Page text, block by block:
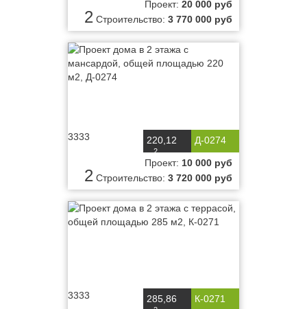
2
Проект: 20 000 руб
Строительство: 3 770 000 руб
3333 Д-0274
220,12
м2
2
Проект: 10 000 руб
Строительство: 3 720 000 руб
3333 К-0271
285,86